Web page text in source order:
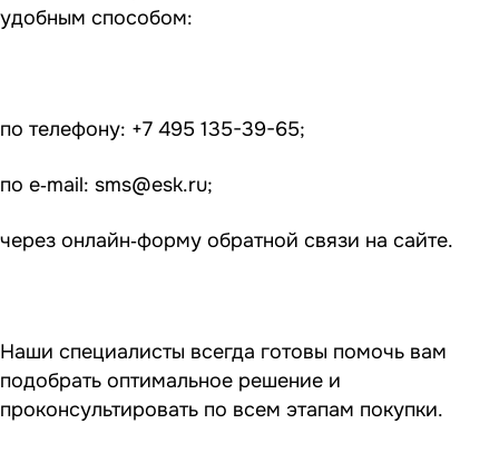
удобным способом:
по телефону: +7 495 135-39-65;
по e‑mail: sms@esk.ru;
через онлайн‑форму обратной связи на сайте.
Наши специалисты всегда готовы помочь вам
подобрать оптимальное решение и
проконсультировать по всем этапам покупки.